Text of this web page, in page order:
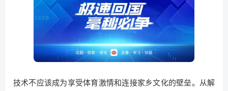
技术不应该成为享受体育激情和连接家乡文化的壁垒。从解